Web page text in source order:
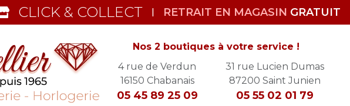
CLICK & COLLECT | RETRAIT EN MAGASIN GRATUIT
Nos 2 boutiques à votre service !
4 rue de Verdun
16150 Chabanais
05 45 89 25 09
31 rue Lucien Dumas
87200 Saint Junien
05 55 02 01 79